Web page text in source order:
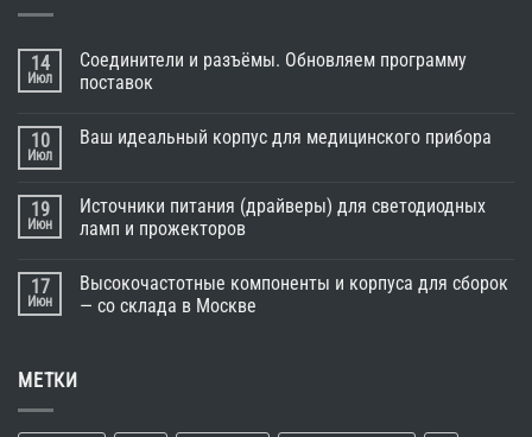
14
Июл
Соединители и разъёмы. Обновляем программу
поставок
10
Июл
Ваш идеальный корпус для медицинского прибора
19
Июн
Источники питания (драйверы) для светодиодных
ламп и прожекторов
17
Июн
Высокочастотные компоненты и корпуса для сборок
— со склада в Москве
МЕТКИ